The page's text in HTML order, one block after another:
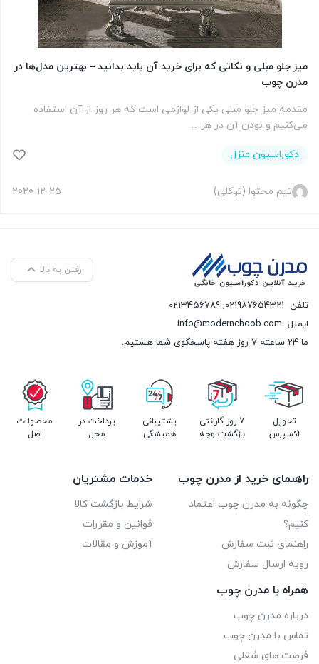
میز جلو مبلی و نکاتی که برای خرید آن باید بدانید – بهترین مدل‌ها در
مدرن چوب
مقدمه میز جلو مبلی یکی از لوازمی است که هر روز از آن استفاده
می‌کنیم و بودن آن در هر…
دکوراسیون منزل
تیم محتوا (توکلی) 2020-12-25
رفتن به بالا
تلفن 021987654321
,
0213456789
ایمیل info@modernchoob.com
ما 24 ساعته 7 روز هفته پاسخگوی شما هستیم.
تحویل
اکسپرس
7 روز گارانتی
بازگشت وجه
پشتیبانی
همیشگی
پرداخت در
محل
محصولات
اصل
راهنمای خرید از مدرن چوب
چگونه به مدرن چوب اعتماد
کنیم؟
راهنمای ثبت سفارش
رویه ارسال سفارش
خدمات مشتریان
شرایط بازگشت کالا
قوانین و مقررات
آموزش و مقالات
همراه با مدرن چوب
درباره مدرن چوب
تماس با مدرن چوب
فرصت های شغلی